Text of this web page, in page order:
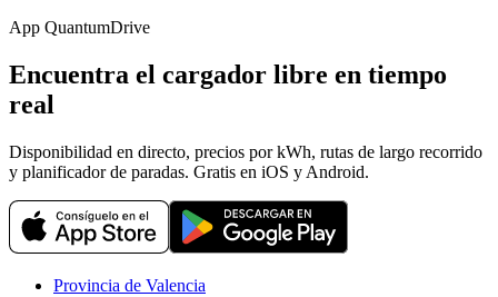
App QuantumDrive
Encuentra el cargador libre en tiempo
real
Disponibilidad en directo, precios por kWh, rutas de largo recorrido
y planificador de paradas. Gratis en iOS y Android.
Provincia de Valencia